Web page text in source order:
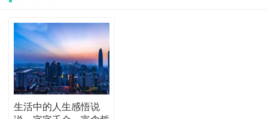
生活中的人生感悟说